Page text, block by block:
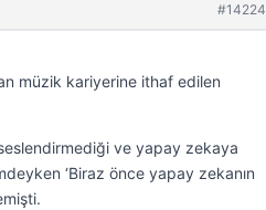
#14224
müzik kariyerine ithaf edilen
seslendirmediği ve yapay zekaya
‘Biraz önce yapay zekanın